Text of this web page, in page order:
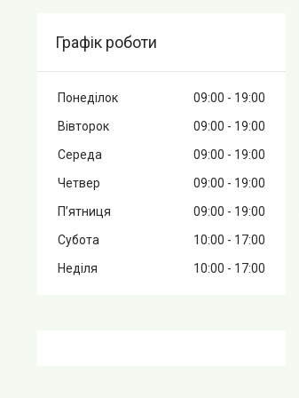
Графік роботи
Понеділок 09:00
19:00
Вівторок
09:00
19:00
Середа
09:00
19:00
Четвер
09:00
19:00
Пʼятниця
09:00
19:00
Субота
10:00
17:00
Неділя
10:00 17:00